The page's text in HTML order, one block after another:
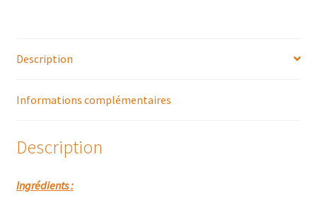
Description
Informations complémentaires
Description
Ingrédients :